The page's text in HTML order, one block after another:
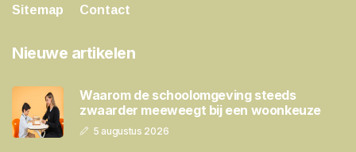
Sitemap
Contact
Nieuwe artikelen
Waarom de schoolomgeving steeds
zwaarder meeweegt bij een woonkeuze
5 augustus 2026